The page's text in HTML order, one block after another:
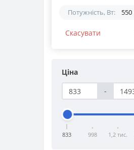
Потужність, Вт: 550
Скасувати
Ціна
-
833 998 1,2 тис.